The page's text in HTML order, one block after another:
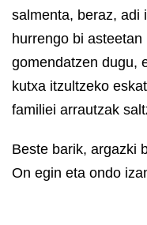
salmenta, beraz, adi
hurrengo bi
gomendatzen dugu,
kutxa itzultzeko
familiei arrautzak
Beste barik, argazki
On egin eta ondo